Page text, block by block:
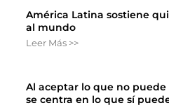
América Latina sostiene
al mundo
Leer Más >>
Al aceptar lo que no
se centra en lo que sí